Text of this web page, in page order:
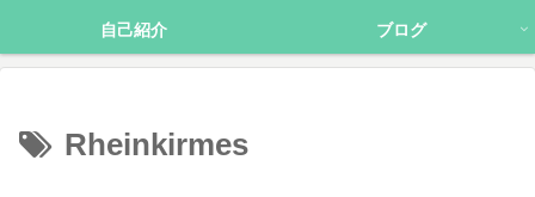
自己紹介 ブログ
Rheinkirmes